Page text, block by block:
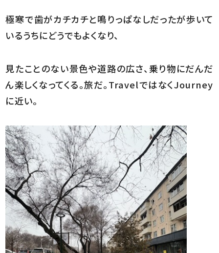
極寒で歯がカチカチと鳴りっぱなしだったが歩いて
いるうちにどうでもよくなり、
見たことのない景色や道路の広さ、乗り物にだんだ
ん楽しくなってくる。旅だ。TravelではなくJourney
に近い。